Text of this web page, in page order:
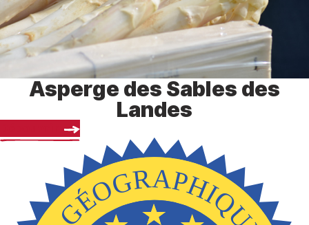
Asperge des Sables des
Landes